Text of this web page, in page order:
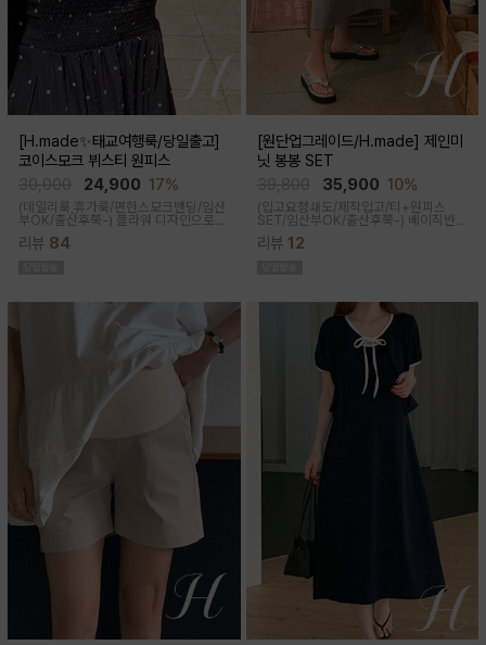
[H.made✨태교여행룩/당일출고]
코이스모크 뷔스티 원피스
24,900 17%
(데일리룩,휴가룩/편한스모크밴딩/임산
부OK/출산후쭉-) 플라워 디자인으로
여성스러워 소장욕구를 업시켜주는 뷔
스티에 원피스랍니다
리뷰 84
[원단업그레이드/H.made] 제인미
닛 봉봉 SET
35,900 10%
(입고요청쇄도/제작입고/티+원피스
SET/임산부OK/출산후쭉-) 베이직반팔
과 나시 원피스 세트 구성으로 가성비세
트로 탄탄한 코튼원단으로 부드럽고 내
리뷰 12